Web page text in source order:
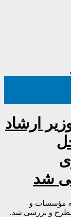
ارشاد
شد
مؤسسات و
و بررسی شد.